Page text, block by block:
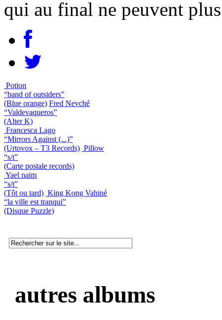
qui au final ne peuvent
Potion
“band of outsiders”
(Blue orange) Fred Nevché
“Valdevaqueros”
(Alter K)
Francesca Lago
“Mirrors Against (...)”
(Urtovox – T3 Records) Pillow
“s/t”
(Carte postale records)
Yael naim
“s/t”
(Tôt ou tard) King Kong Vahiné
“la ville est tranqui”
(Disque Puzzle)
autres albums